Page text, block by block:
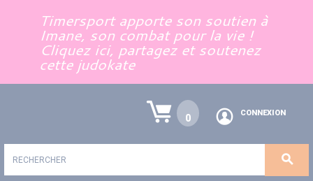
Timersport apporte son soutien à
Imane, son combat pour la vie !
Cliquez ici, partagez et soutenez
cette judokate
0 CONNEXION